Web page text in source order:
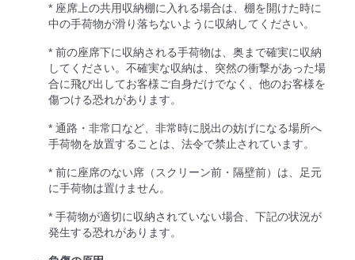
* 座席上の共用収納棚に入れる場合は、棚を開けた時に
中の手荷物が滑り落ちないように収納してください。
* 前の座席下に収納される手荷物は、奥まで確実に収納
してください。不確実な収納は、突然の衝撃があった場
合に飛び出してお客様ご自身だけでなく、他のお客様を
傷つける恐れがあります。
* 通路・非常口など、非常時に脱出の妨げになる場所へ
手荷物を放置することは、法令で禁止されています。
* 前に座席のない席（スクリーン前・隔壁前）は、足元
に手荷物は置けません。
* 手荷物が適切に収納されていない場合、下記の状況が
発生する恐れがあります。